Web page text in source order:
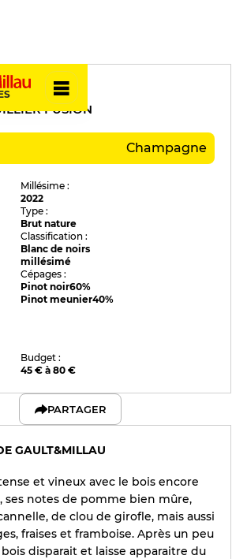
FUSION
Champagne
Millésime :
2022
Type :
Brut nature
Classification :
Blanc de noirs
millésimé
Cépages :
Pinot noir60%
Pinot meunier40%
Budget :
45 € à 80 €
PARTAGER
GAULT&MILLAU
et vineux avec le bois encore
ses notes de pomme bien mûre,
de clou de girofle, mais aussi
fraises et framboise. Après un peu
bois disparait et laisse apparaitre du